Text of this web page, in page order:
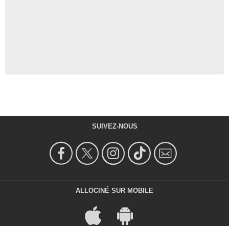
SUIVEZ-NOUS
ALLOCINÉ SUR MOBILE